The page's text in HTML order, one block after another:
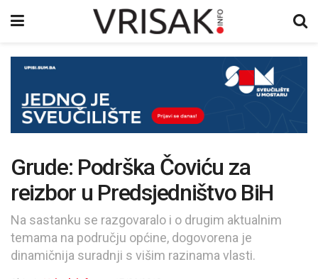
Grude: Podrška Čoviću za
reizbor u Predsjedništvo BiH
Na sastanku se razgovaralo i o drugim aktualnim
temama na području općine, dogovorena je
dinamičnija suradnji s višim razinama vlasti.